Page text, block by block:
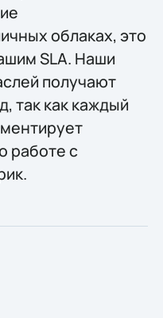
облаках, это
SLA. Наши
получают
так как каждый
работе с